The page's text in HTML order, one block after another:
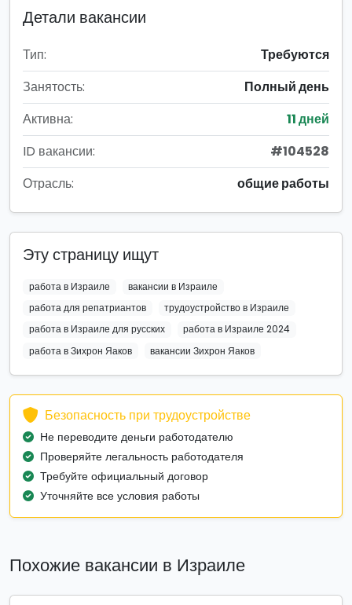
Детали вакансии
Тип:
Требуются
Занятость:
Полный день
Активна:
11 дней
ID вакансии:
#104528
Отрасль:
общие работы
Эту страницу ищут
работа в Израиле
вакансии в Израиле
работа для репатриантов
трудоустройство в Израиле
работа в Израиле для русских
работа в Израиле 2024
работа в Зихрон Яаков
вакансии Зихрон Яаков
Безопасность при трудоустройстве
Не переводите деньги работодателю
Проверяйте легальность работодателя
Требуйте официальный договор
Уточняйте все условия работы
Похожие вакансии в Израиле